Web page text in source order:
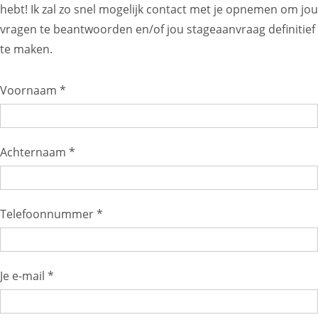
hebt! Ik zal zo snel mogelijk contact met je opnemen om jou
vragen te beantwoorden en/of jou stageaanvraag definitief
te maken.
Voornaam *
Achternaam *
Telefoonnummer *
Je e-mail *